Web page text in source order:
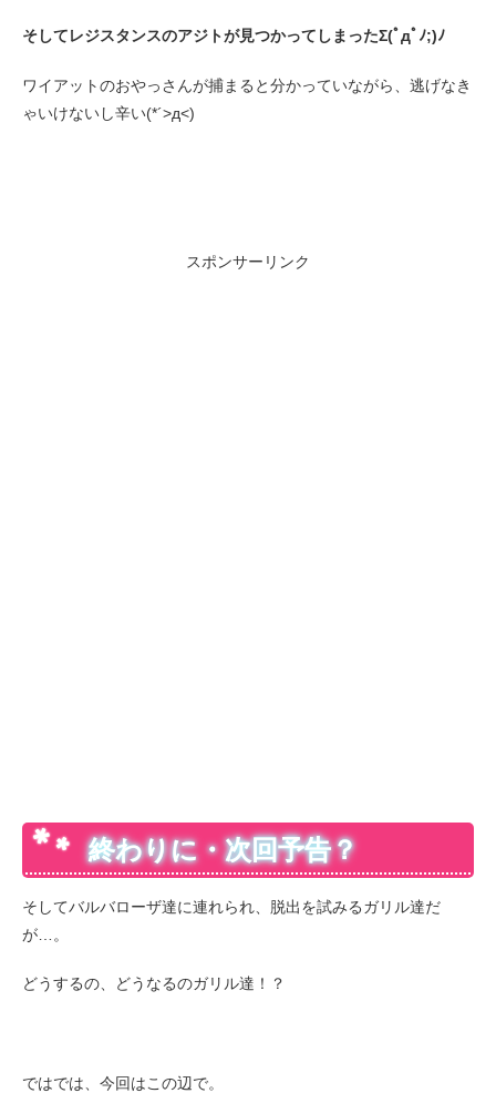
そしてレジスタンスのアジトが見つかってしまったΣ(ﾟдﾟﾉ;)ﾉ
ワイアットのおやっさんが捕まると分かっていながら、逃げなき
ゃいけないし辛い(*´>д<)
スポンサーリンク
終わりに・次回予告？
そしてバルバローザ達に連れられ、脱出を試みるガリル達だ
が…。
どうするの、どうなるのガリル達！？
ではでは、今回はこの辺で。